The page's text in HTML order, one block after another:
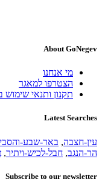
About GoNegev
מי אנחנו
הצטרפו למאגר
תקנון ותנאי שימוש
Latest Searches
עין-חצבה, באר-שבע-
הר-הנגב, חבל-לכיש-ויתיר,
Subscribe to our newsletter